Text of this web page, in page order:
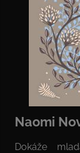
Naomi
Dokáže